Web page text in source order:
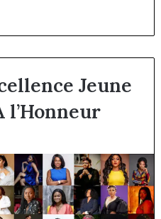
Jeune
l’Honneur